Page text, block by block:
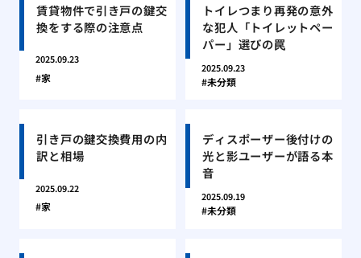
賃貸物件で引き戸の鍵交
換をする際の注意点
2025.09.23
家
トイレつまり再発の意外
な犯人「トイレットペー
パー」選びの罠
2025.09.23
未分類
引き戸の鍵交換費用の内
訳と相場
2025.09.22
家
ディスポーザー後付けの
光と影ユーザーが語る本
音
2025.09.19
未分類